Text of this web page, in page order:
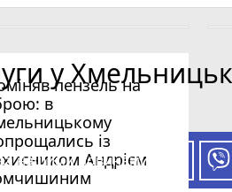
умови праці та зарплата
за 3,5 млн і що саме там
з потерпілим біля Правдівки й
порушення на 1,6 мільйона
пензель на
в
із
Андрієм
у
за нашими новинами